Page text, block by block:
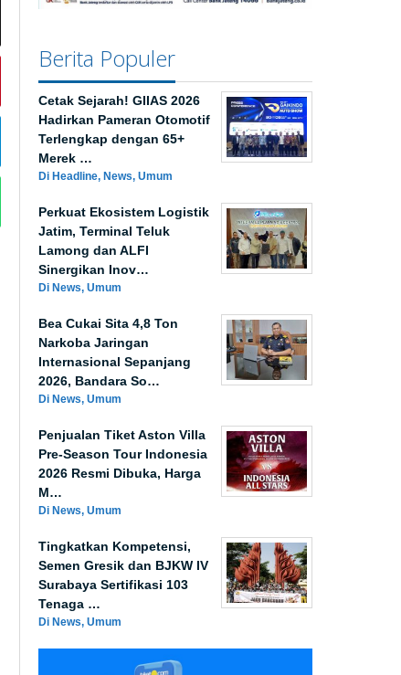
Berita Populer
Cetak Sejarah! GIIAS 2026
Hadirkan Pameran Otomotif
Terlengkap dengan 65+
Merek …
Di Headline, News, Umum
Perkuat Ekosistem Logistik
Jatim, Terminal Teluk
Lamong dan ALFI
Sinergikan Inov…
Di News, Umum
Bea Cukai Sita 4,8 Ton
Narkoba Jaringan
Internasional Sepanjang
2026, Bandara So…
Di News, Umum
Penjualan Tiket Aston Villa
Pre-Season Tour Indonesia
2026 Resmi Dibuka, Harga
M…
Di News, Umum
Tingkatkan Kompetensi,
Semen Gresik dan BJKW IV
Surabaya Sertifikasi 103
Tenaga …
Di News, Umum